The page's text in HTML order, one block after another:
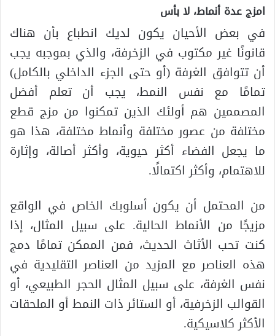
امزج عدة أنماط، لا بأس
في بعض الأحيان يكون لديك انطباع بأن هناك
قانونًا غير مكتوب في الزخرفة، والذي بموجبه يجب
أن تتوافق الغرفة (أو حتى الجزء الداخلي بالكامل)
تمامًا مع نفس النمط، يجب أن تعلم أفضل
المصممين هم أولئك الذين تمكنوا من مزج قطع
مختلفة من عصور مختلفة وأنماط مختلفة، هذا هو
ما يجعل الفضاء أكثر حيوية، وأكثر أصالة، وإثارة
للاهتمام، وأكثر اكتمالًا.
من المحتمل أن يكون أسلوبك الخاص في الواقع
مزيجًا من الأنماط الحالية. على سبيل المثال، إذا
كنت تحب الأثاث الحديث، فمن الممكن تمامًا دمج
هذه العناصر مع المزيد من العناصر التقليدية في
نفس الغرفة، على سبيل المثال الحجر الطبيعي، أو
القوالب الزخرفية، أو الستائر ذات النمط أو الملحقات
الأكثر كلاسيكية.